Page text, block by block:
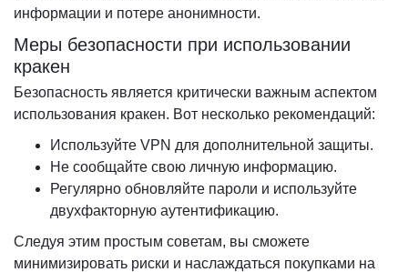
информации и потере анонимности.
Меры безопасности при использовании
кракен
Безопасность является критически важным аспектом
использования кракен. Вот несколько рекомендаций:
Используйте VPN для дополнительной защиты.
Не сообщайте свою личную информацию.
Регулярно обновляйте пароли и используйте
двухфакторную аутентификацию.
Следуя этим простым советам, вы сможете
минимизировать риски и наслаждаться покупками на